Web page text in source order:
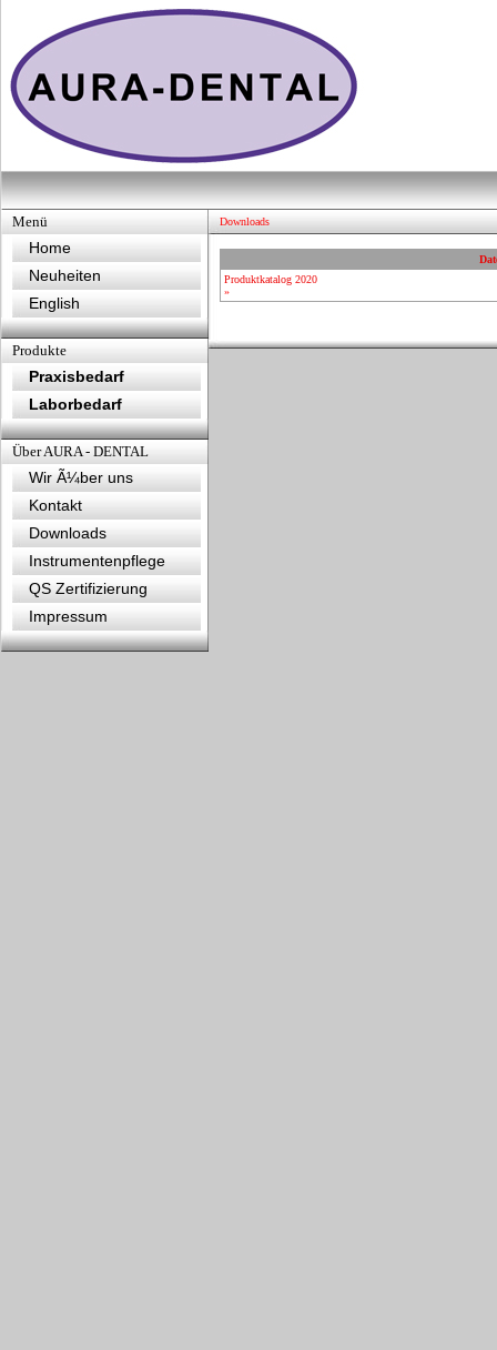
Menü
Home
Neuheiten
English
Produkte
Praxisbedarf
Laborbedarf
Über AURA - DENTAL
Wir Ã¼ber uns
Kontakt
Downloads
Instrumentenpflege
QS Zertifizierung
Impressum
Downloads
Produktkatalog 2020
»